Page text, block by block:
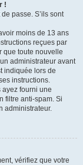
!
passe. S’ils sont
moins de 13 ans
reçues par
que toute nouvelle
administrateur avant
indiquée lors de
instructions.
ayez fourni une
filtre anti-spam. Si
administrateur.
vérifiez que votre